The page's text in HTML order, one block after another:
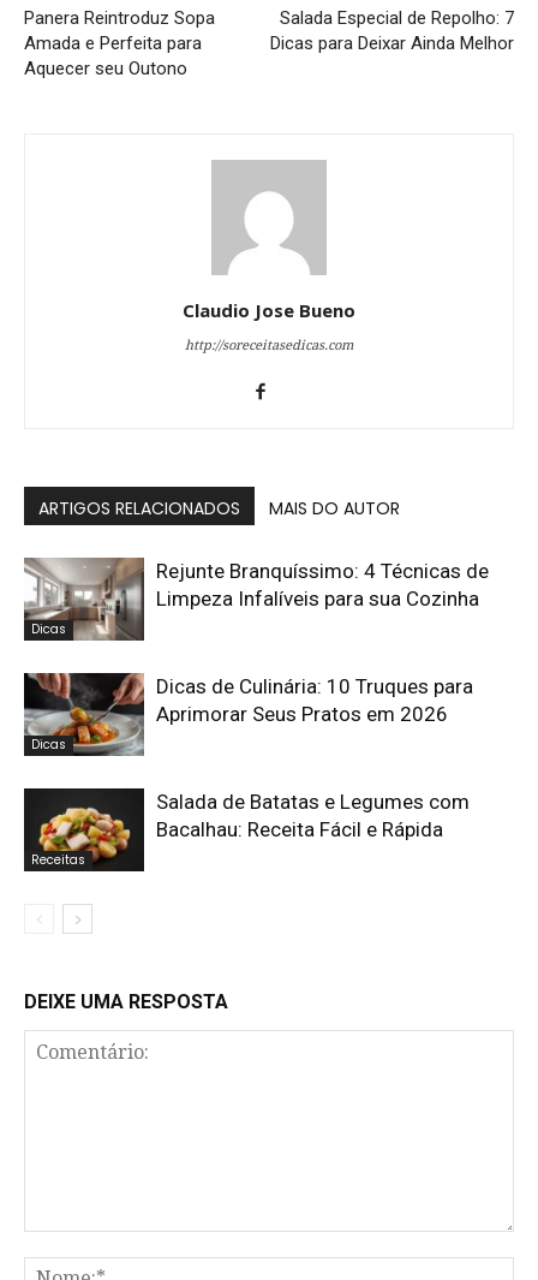
Panera Reintroduz Sopa
Amada e Perfeita para
Aquecer seu Outono
Salada Especial de Repolho: 7
Dicas para Deixar Ainda Melhor
Claudio Jose Bueno
http://soreceitasedicas.com
ARTIGOS RELACIONADOS MAIS DO AUTOR
Dicas
Rejunte Branquíssimo: 4 Técnicas de
Limpeza Infalíveis para sua Cozinha
Dicas
Dicas de Culinária: 10 Truques para
Aprimorar Seus Pratos em 2026
Receitas
Salada de Batatas e Legumes com
Bacalhau: Receita Fácil e Rápida
DEIXE UMA RESPOSTA